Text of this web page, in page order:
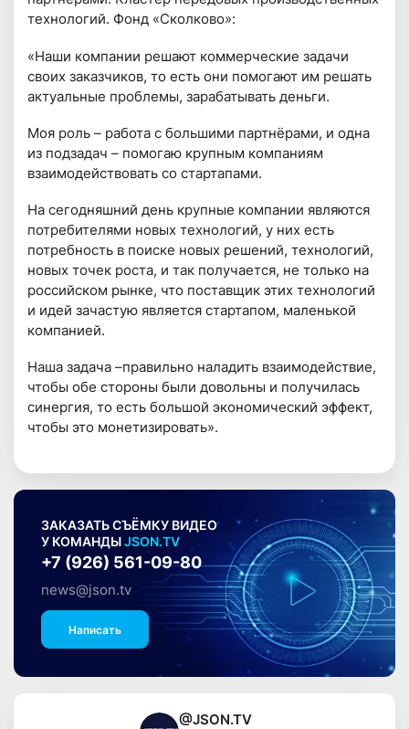
технологий. Фонд «Сколково»:
«Наши компании решают коммерческие задачи
своих заказчиков, то есть они помогают им решать
актуальные проблемы, зарабатывать деньги.
Моя роль – работа с большими партнёрами, и одна
из подзадач – помогаю крупным компаниям
взаимодействовать со стартапами.
На сегодняшний день крупные компании являются
потребителями новых технологий, у них есть
потребность в поиске новых решений, технологий,
новых точек роста, и так получается, не только на
российском рынке, что поставщик этих технологий
и идей зачастую является стартапом, маленькой
компанией.
Наша задача –правильно наладить взаимодействие,
чтобы обе стороны были довольны и получилась
синергия, то есть большой экономический эффект,
чтобы это монетизировать».
ЗАКАЗАТЬ СЪЁМКУ ВИДЕО
У КОМАНДЫJSON.TV
+7 (926) 561-09-80
news@json.tv
Написать
@JSON.TV